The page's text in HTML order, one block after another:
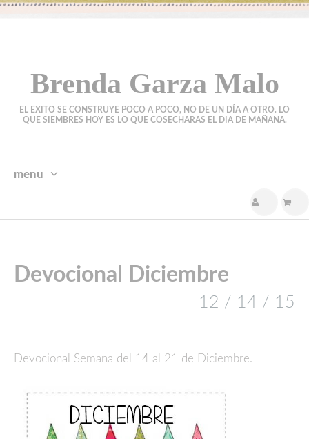
Brenda Garza Malo
EL EXITO SE CONSTRUYE POCO A POCO, NO DE UN DÍA A OTRO. LO
QUE SIEMBRES HOY ES LO QUE COSECHARAS EL DIA DE MAÑANA.
menu
Devocional Diciembre
12 / 14 / 15
Devocional Semana del 14 al 21 de Diciembre.